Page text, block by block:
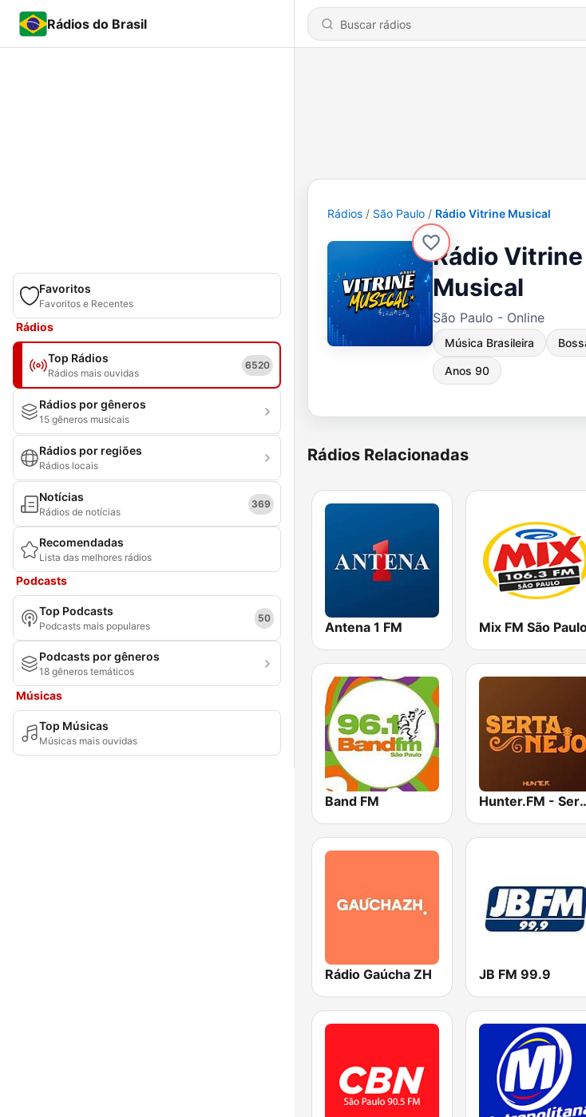
Rádios do Brasil
Favoritos
Favoritos e Recentes
Rádios
Top Rádios
Rádios mais ouvidas
6520
Rádios por gêneros
15 gêneros musicais
Rádios por regiões
Rádios locais
Notícias
Rádios de notícias
369
Recomendadas
Lista das melhores rádios
Podcasts
Top Podcasts
Podcasts mais populares
50
Podcasts por gêneros
18 gêneros temáticos
Músicas
Top Músicas
Músicas mais ouvidas
Rádios São Paulo Rádio Vitrine Musical
Rádio Vitrine
Musical
São Paulo - Online
Música Brasileira
Anos 90
Rádios Relacionadas
Antena 1 FM Mix FM São
Band FM
Rádio Gaúcha ZH JB FM 99.9